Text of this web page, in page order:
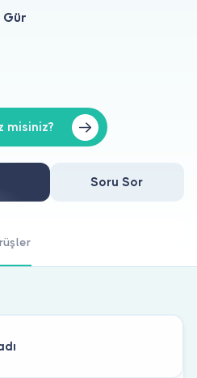
Gür
misiniz?
Soru Sor